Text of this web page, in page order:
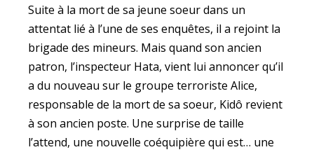
Suite à la mort de sa jeune soeur dans un
attentat lié à l’une de ses enquêtes, il a rejoint la
brigade des mineurs. Mais quand son ancien
patron, l’inspecteur Hata, vient lui annoncer qu’il
a du nouveau sur le groupe terroriste Alice,
responsable de la mort de sa soeur, Kidô revient
à son ancien poste. Une surprise de taille
l’attend, une nouvelle coéquipière qui est… une